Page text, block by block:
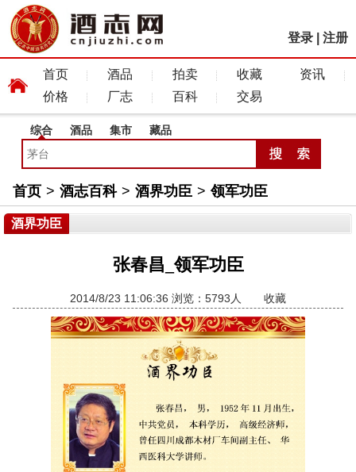
登录 注册
首页 酒品 拍卖 收藏
资讯
价格
厂志 百科 交易
综合 酒品 集市 藏品
首页 > 酒志百科 > 酒界功臣 > 领军功臣
酒界功臣
张春昌_领军功臣
2014/8/23 11:06:36 浏览：5793人 收藏